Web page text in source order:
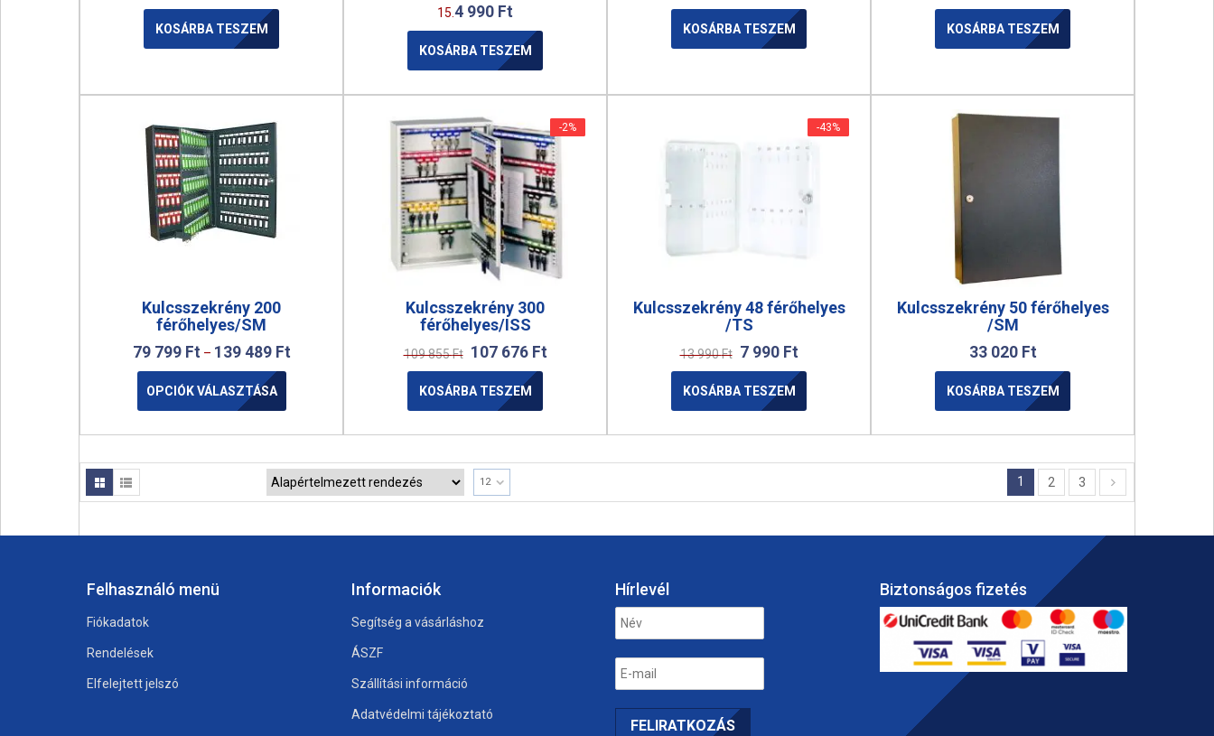
KOSÁRBA TESZEM
15. 4 990 Ft
KOSÁRBA TESZEM
KOSÁRBA TESZEM KOSÁRBA TESZEM
Kulcsszekrény 200
férőhelyes/SM
79 799 Ft – 139 489 Ft
OPCIÓK VÁLASZTÁSA
-2%
-2%
Kulcsszekrény 300
férőhelyes/ISS
109 855Ft 107 676 Ft
KOSÁRBA TESZEM
-43%
-43%
Kulcsszekrény 48 férőhelyes
/TS
13 990Ft 7 990 Ft
KOSÁRBA TESZEM
Kulcsszekrény 50 férőhelyes
/SM
33 020 Ft
KOSÁRBA TESZEM
12 1 2 3
Felhasználó menü
Fiókadatok
Rendelések
Elfelejtett jelszó
Informaciók
Segítség a vásárláshoz
ÁSZF
Szállítási információ
Adatvédelmi tájékoztató
Hírlevél Biztonságos fizetés